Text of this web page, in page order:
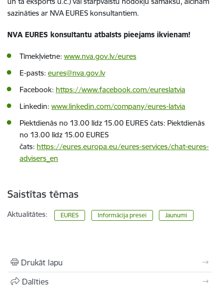
sazināties ar NVA EURES konsultantiem.
NVA EURES konsultantu atbalsts pieejams ikvienam!
Tīmekļvietne: www.nva.gov.lv/eures
E-pasts: eures@nva.gov.lv
Facebook: https://www.facebook.com/eureslatvia
Linkedin: www.linkedin.com/company/eures-latvia
Piektdienās no 13.00 līdz 15.00 EURES čats: Piektdienās
no 13.00 līdz 15.00 EURES
čats: https://eures.europa.eu/eures-services/chat-eures-
advisers_en
Saistītas tēmas
Aktualitātes: EURES Informācija presei Jaunumi
Drukāt lapu
Dalīties